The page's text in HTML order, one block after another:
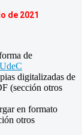
de 2021
de
digitalizadas de
(sección otros
en formato
otros